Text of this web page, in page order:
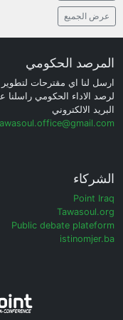
عرض الجميع
المرصد الحكومي
ارسل لنا اي مقترحات لتطوير
لرصد الاداء الحكومي راسلنا
البريد الالكتروني
الشركاء
Point Iraq
Tawasoul.org
Public debate plateform
istinomjer.ba